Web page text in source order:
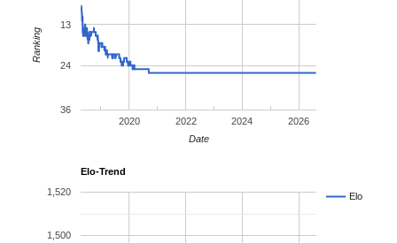
2020 2022 2024 2026
13
24
36
Date
Ranking
Elo-Trend
Elo
1,500
1,520